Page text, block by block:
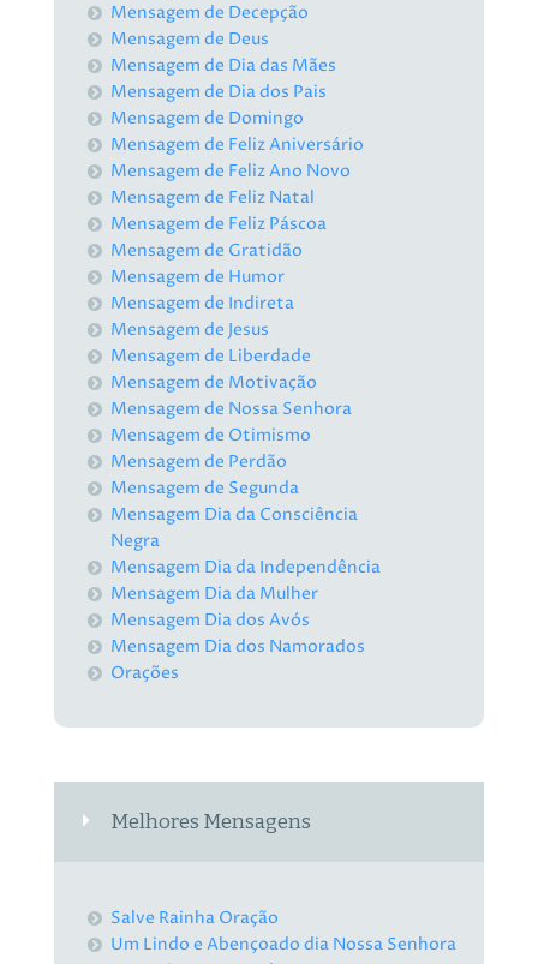
Mensagem de Decepção
Mensagem de Deus
Mensagem de Dia das Mães
Mensagem de Dia dos Pais
Mensagem de Domingo
Mensagem de Feliz Aniversário
Mensagem de Feliz Ano Novo
Mensagem de Feliz Natal
Mensagem de Feliz Páscoa
Mensagem de Gratidão
Mensagem de Humor
Mensagem de Indireta
Mensagem de Jesus
Mensagem de Liberdade
Mensagem de Motivação
Mensagem de Nossa Senhora
Mensagem de Otimismo
Mensagem de Perdão
Mensagem de Segunda
Mensagem Dia da Consciência
Negra
Mensagem Dia da Independência
Mensagem Dia da Mulher
Mensagem Dia dos Avós
Mensagem Dia dos Namorados
Orações
Melhores Mensagens
Salve Rainha Oração
Um Lindo e Abençoado dia Nossa Senhora